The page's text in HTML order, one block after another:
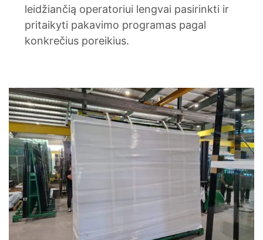
leidžiančią operatoriui lengvai pasirinkti ir
pritaikyti pakavimo programas pagal
konkrečius poreikius.